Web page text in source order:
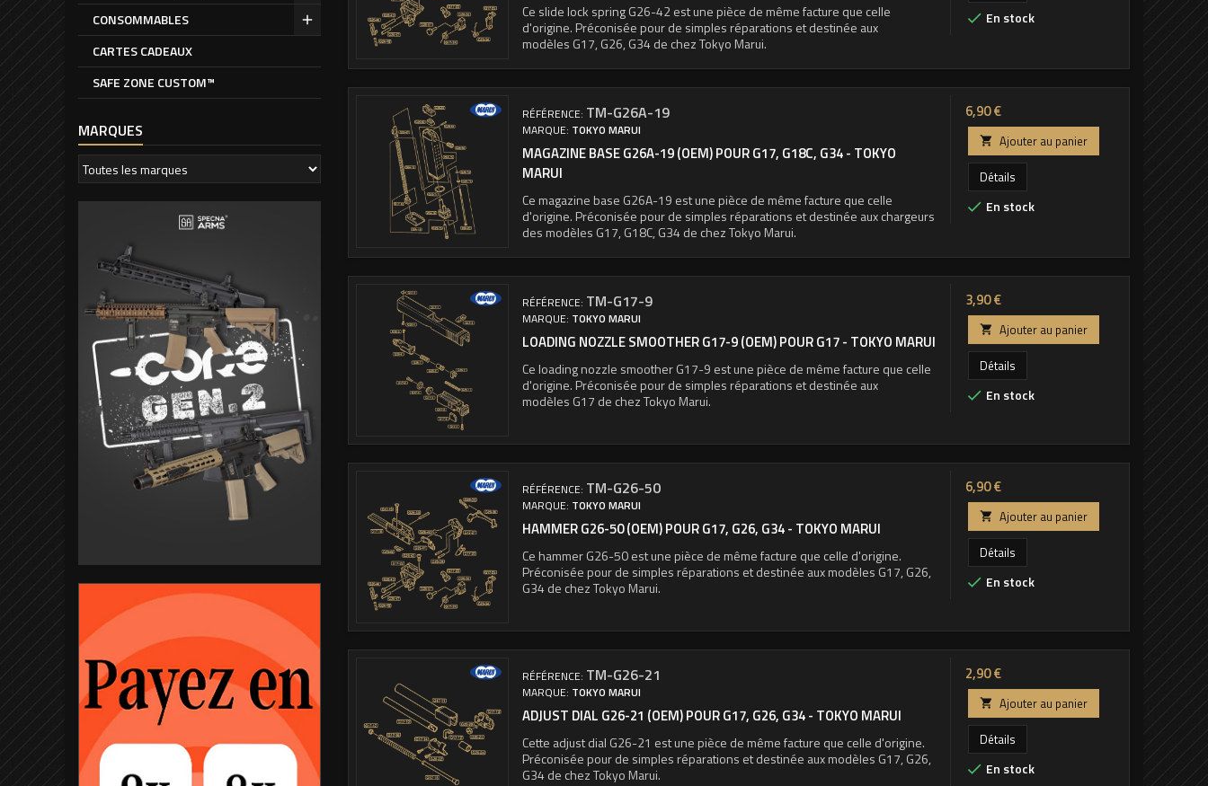
CONSOMMABLES
CARTES CADEAUX
SAFE ZONE CUSTOM™
MARQUES
Ce slide lock spring G26-42 est une pièce de même facture que celle
d'origine. Préconisée pour de simples réparations et destinée aux
modèles G17, G26, G34 de chez Tokyo Marui.
 En stock
RÉFÉRENCE: TM-G26A-19
MARQUE: TOKYO MARUI
MAGAZINE BASE G26A-19 (OEM) POUR G17, G18C, G34 - TOKYO
MARUI
Ce magazine base G26A-19 est une pièce de même facture que celle
d'origine. Préconisée pour de simples réparations et destinée aux chargeurs
des modèles G17, G18C, G34 de chez Tokyo Marui.
Prix
6,90 €

Ajouter au panier
Détails
 En stock
RÉFÉRENCE: TM-G17-9
MARQUE: TOKYO MARUI
LOADING NOZZLE SMOOTHER G17-9 (OEM) POUR G17 - TOKYO MARUI
Ce loading nozzle smoother G17-9 est une pièce de même facture que celle
d'origine. Préconisée pour de simples réparations et destinée aux
modèles G17 de chez Tokyo Marui.
Prix
3,90 €

Ajouter au panier
Détails
 En stock
RÉFÉRENCE: TM-G26-50
MARQUE: TOKYO MARUI
HAMMER G26-50 (OEM) POUR G17, G26, G34 - TOKYO MARUI
Ce hammer G26-50 est une pièce de même facture que celle d'origine.
Préconisée pour de simples réparations et destinée aux modèles G17, G26,
G34 de chez Tokyo Marui.
Prix
6,90 €

Ajouter au panier
Détails
 En stock
RÉFÉRENCE: TM-G26-21
MARQUE: TOKYO MARUI
ADJUST DIAL G26-21 (OEM) POUR G17, G26, G34 - TOKYO MARUI
Cette adjust dial G26-21 est une pièce de même facture que celle d'origine.
Préconisée pour de simples réparations et destinée aux modèles G17, G26,
G34 de chez Tokyo Marui.
Prix
2,90 €

Ajouter au panier
Détails
 En stock